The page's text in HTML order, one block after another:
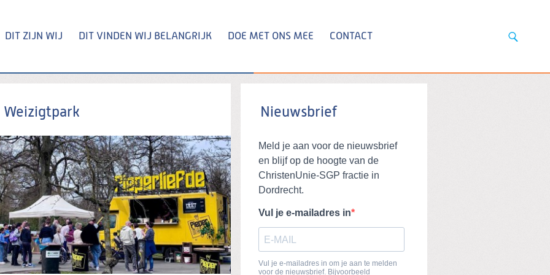
DIT ZIJN WIJ DIT VINDEN WIJ BELANGRIJK DOE MET ONS MEE CONTACT
Nieuwsbrief